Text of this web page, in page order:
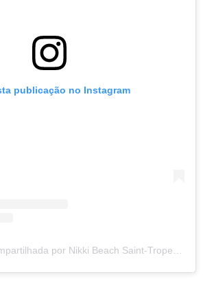
publicação no Instagram